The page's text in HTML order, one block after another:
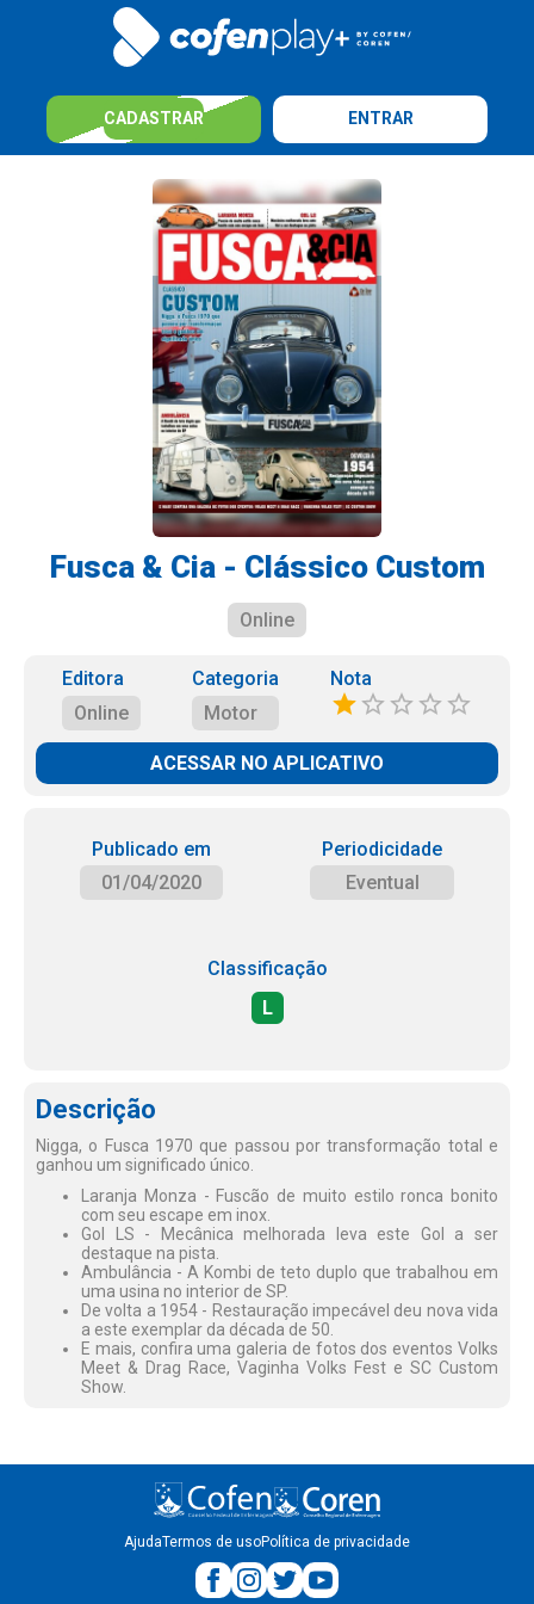
CADASTRAR ENTRAR
Fusca & Cia - Clássico Custom
Online
Editora
Online
Categoria
Motor
Nota
ACESSAR NO APLICATIVO
Publicado em
01/04/2020
Periodicidade
Eventual
Classificação
L
Descrição
Nigga, o Fusca 1970 que passou por transformação total e
ganhou um significado único.
Laranja Monza - Fuscão de muito estilo ronca bonito
com seu escape em inox.
Gol LS - Mecânica melhorada leva este Gol a ser
destaque na pista.
Ambulância - A Kombi de teto duplo que trabalhou em
uma usina no interior de SP.
De volta a 1954 - Restauração impecável deu nova vida
a este exemplar da década de 50.
E mais, confira uma galeria de fotos dos eventos Volks
Meet & Drag Race, Vaginha Volks Fest e SC Custom
Show.
AjudaTermos de usoPolítica de privacidade